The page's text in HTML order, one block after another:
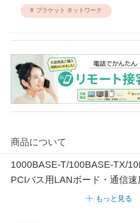
ブラケット ネットワーク
商品について
1000BASE-T/100BASE-TX/
PCIバス用LANボード・通信速
もっと見る